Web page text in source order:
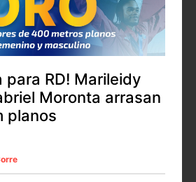
para RD! Marileidy
Moronta arrasan
planos